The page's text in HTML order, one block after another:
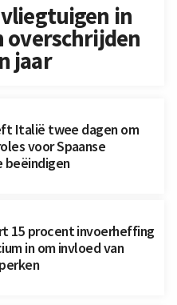
in
overschrijden
jaar
Italië twee dagen om
voor Spaanse
beëindigen
15 procent invoerheffing
in om invloed van